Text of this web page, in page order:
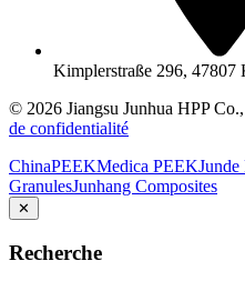
Kimplerstraße 296, 47807
© 2026 Jiangsu Junhua HPP
de confidentialité
ChinaPEEKMedica PEEK
GranulesJunhang Composites
✕
Recherche